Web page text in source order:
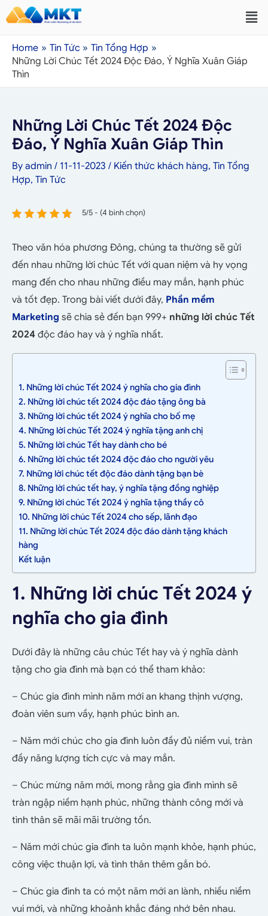
Home Tin Tức
Tin Tổng Hợp
Những Lời Chúc Tết 2024 Độc Đáo, Ý Nghĩa Xuân Giáp
Thìn
Những Lời Chúc Tết 2024 Độc
Đáo, Ý Nghĩa Xuân Giáp Thìn
By admin / 11-11-2023 / Kiến thức khách hàng, Tin Tổng
Hợp, Tin Tức
5/5 - (4 bình chọn)
Theo văn hóa phương Đông, chúng ta thường sẽ gửi
đến nhau những lời chúc Tết với quan niệm và hy vọng
mang đến cho nhau những điều may mắn, hạnh phúc
và tốt đẹp. Trong bài viết dưới đây, Phần mềm
Marketing sẽ chia sẻ đến bạn 999+ những lời chúc Tết
2024 độc đáo hay và ý nghĩa nhất.
1. Những lời chúc Tết 2024 ý nghĩa cho gia đình
2. Những lời chúc tết 2024 độc đáo tặng ông bà
3. Những lời chúc tết 2024 ý nghĩa cho bố mẹ
4. Những lời chúc Tết 2024 ý nghĩa tặng anh chị
5. Những lời chúc Tết hay dành cho bé
6. Những lời chúc tết 2024 độc đáo cho người yêu
7. Những lời chúc tết độc đáo dành tặng bạn bè
8. Những lời chúc tết hay, ý nghĩa tặng đồng nghiệp
9. Những lời chúc Tết 2024 ý nghĩa tặng thầy cô
10. Những lời chúc Tết 2024 cho sếp, lãnh đạo
11. Những lời chúc Tết 2024 độc đáo dành tặng khách
hàng
Kết luận
1. Những lời chúc Tết 2024 ý
nghĩa cho gia đình
Dưới đây là những câu chúc Tết hay và ý nghĩa dành
tặng cho gia đình mà bạn có thể tham khảo:
– Chúc gia đình mình năm mới an khang thịnh vượng,
đoàn viên sum vầy, hạnh phúc bình an.
– Năm mới chúc cho gia đình luôn đầy đủ niềm vui, tràn
đầy năng lượng tích cực và may mắn.
– Chúc mừng năm mới, mong rằng gia đình mình sẽ
tràn ngập niềm hạnh phúc, những thành công mới và
tình thân sẽ mãi mãi trường tồn.
– Năm mới chúc gia đình ta luôn mạnh khỏe, hạnh phúc,
công việc thuận lợi, và tình thân thêm gắn bó.
– Chúc gia đình ta có một năm mới an lành, nhiều niềm
vui mới, và những khoảnh khắc đáng nhớ bên nhau.